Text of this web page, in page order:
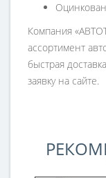
Компания
ассортимент
быстрая
заявку на сайте.